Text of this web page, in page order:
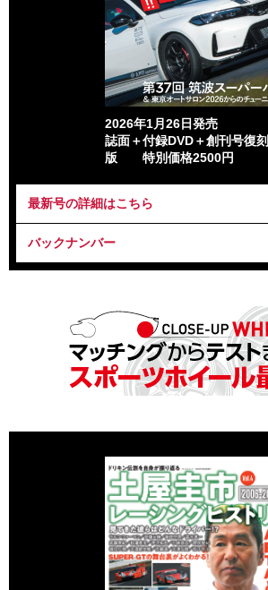
2026年1月26日発売
誌面＋付録DVD＋創刊号復刻
版 特別価格2500円
最新号の詳細はこちら
バックナンバー